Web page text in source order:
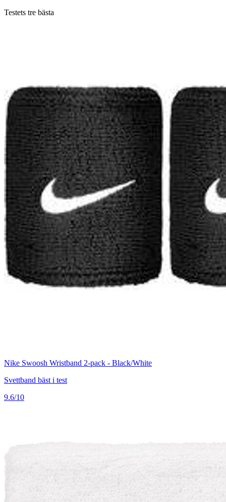
Testets tre bästa
Nike Swoosh Wristband 2-pack - Black/White
Svettband bäst i test
9.6/10